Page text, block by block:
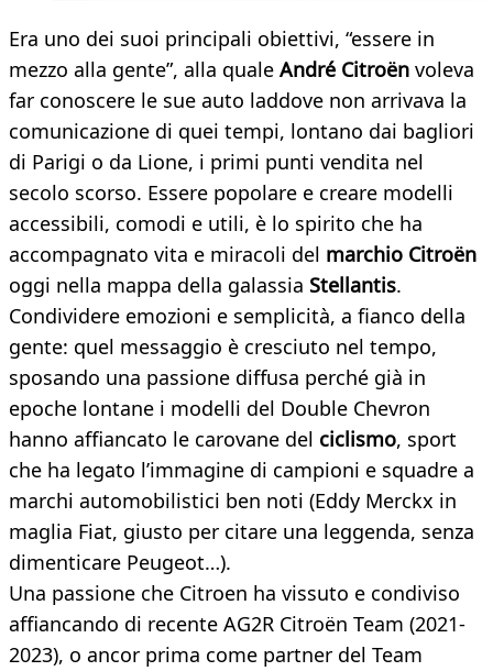
Era uno dei suoi principali obiettivi, “essere in
mezzo alla gente”, alla quale André Citroën voleva
far conoscere le sue auto laddove non arrivava la
comunicazione di quei tempi, lontano dai bagliori
di Parigi o da Lione, i primi punti vendita nel
secolo scorso. Essere popolare e creare modelli
accessibili, comodi e utili, è lo spirito che ha
accompagnato vita e miracoli del marchio Citroën
oggi nella mappa della galassia Stellantis.
Condividere emozioni e semplicità, a fianco della
gente: quel messaggio è cresciuto nel tempo,
sposando una passione diffusa perché già in
epoche lontane i modelli del Double Chevron
hanno affiancato le carovane del ciclismo, sport
che ha legato l’immagine di campioni e squadre a
marchi automobilistici ben noti (Eddy Merckx in
maglia Fiat, giusto per citare una leggenda, senza
dimenticare Peugeot…).
Una passione che Citroen ha vissuto e condiviso
affiancando di recente AG2R Citroën Team (2021-
2023), o ancor prima come partner del Team